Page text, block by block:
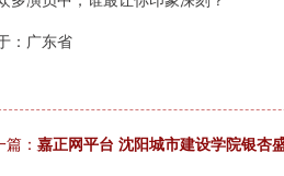
：广东省
： 嘉正网平台 沈阳城市建设学院银杏